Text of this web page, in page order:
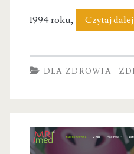
1994 roku, Czytaj dalej
DLA ZDROWIA